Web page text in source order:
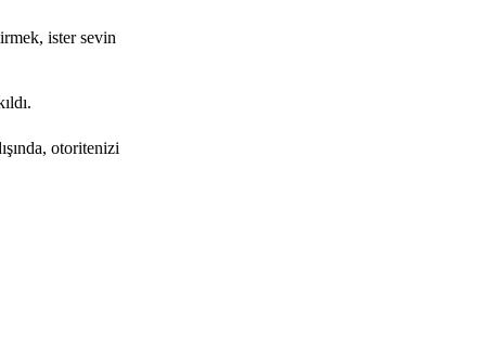
ister sevin
otoritenizi